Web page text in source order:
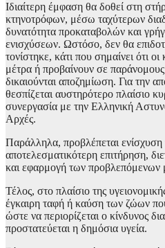
Ιδιαίτερη έμφαση θα δοθεί στη
κτηνοτρόφων, μέσω ταχύτερων
δυνατότητα προκαταβολών και
ενισχύσεων. Ωστόσο, δεν θα
τονίστηκε, κάτι που σημαίνει ότι
μέτρα ή προβαίνουν σε
δικαιούνται αποζημίωση. Για την
θεσπίζεται αυστηρότερο πλαίσιο
συνεργασία με την Ελληνική
Αρχές.
Παράλληλα, προβλέπεται
αποτελεσματικότερη επιτήρηση,
και εφαρμογή των προβλεπόμενων
Τέλος, στο πλαίσιο της
έγκαιρη ταφή ή καύση των ζώων
ώστε να περιορίζεται ο κίνδυνος
προστατεύεται η δημόσια υγεία.